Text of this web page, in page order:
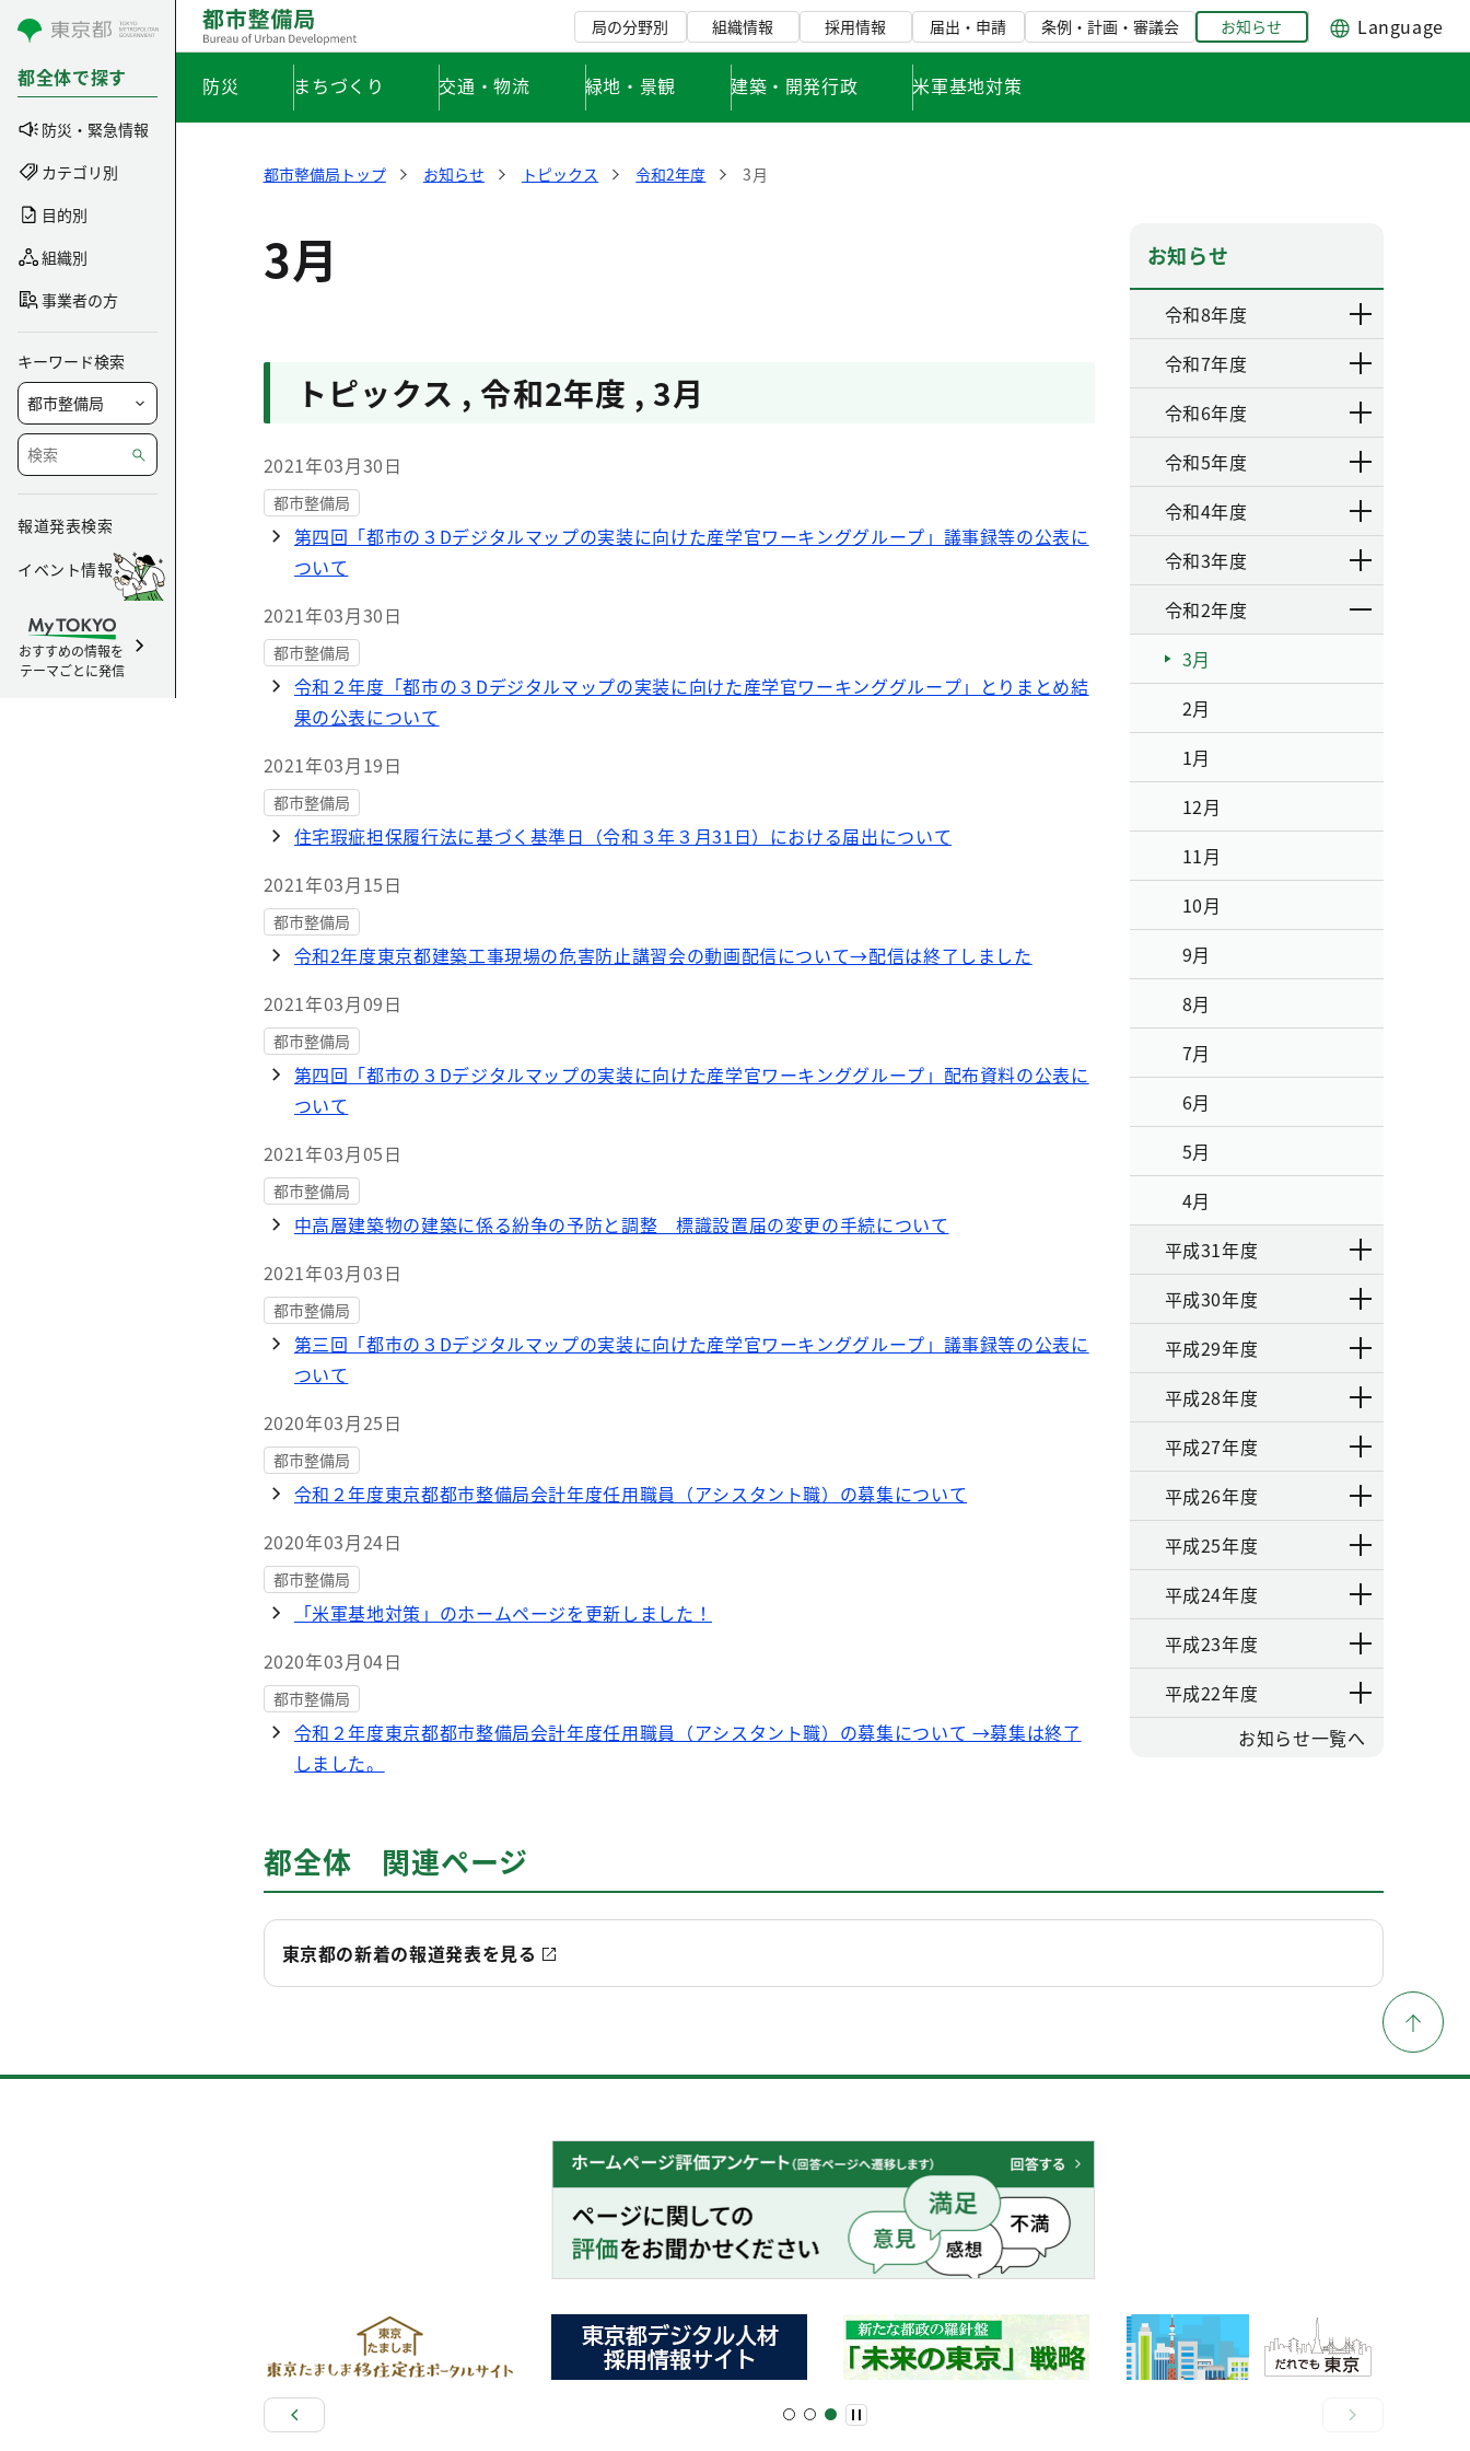
コンテンツにスキップ
都全体で探す
防災・緊急情報
カテゴリ別
目的別
組織別
事業者の方
キーワード検索
報道発表検索
イベント情報
おすすめの情報を
テーマごとに発信
局の分野別 組織情報 採用情報 届出・申請 条例・計画・審議会 お知らせ Language
防災 まちづくり 交通・物流 緑地・景観 建築・開発行政 米軍基地対策
都市整備局トップ お知らせ トピックス 令和2年度 3月
3月
トピックス , 令和2年度 , 3月
2021年03月30日
都市整備局
第四回「都市の３Dデジタルマップの実装に向けた産学官ワーキンググループ」議事録等の公表に
ついて
2021年03月30日
都市整備局
令和２年度「都市の３Dデジタルマップの実装に向けた産学官ワーキンググループ」とりまとめ結
果の公表について
2021年03月19日
都市整備局
住宅瑕疵担保履行法に基づく基準日（令和３年３月31日）における届出について
2021年03月15日
都市整備局
令和2年度東京都建築工事現場の危害防止講習会の動画配信について→配信は終了しました
2021年03月09日
都市整備局
第四回「都市の３Dデジタルマップの実装に向けた産学官ワーキンググループ」配布資料の公表に
ついて
2021年03月05日
都市整備局
中高層建築物の建築に係る紛争の予防と調整 標識設置届の変更の手続について
2021年03月03日
都市整備局
第三回「都市の３Dデジタルマップの実装に向けた産学官ワーキンググループ」議事録等の公表に
ついて
2020年03月25日
都市整備局
令和２年度東京都都市整備局会計年度任用職員（アシスタント職）の募集について
2020年03月24日
都市整備局
「米軍基地対策」のホームページを更新しました！
2020年03月04日
都市整備局
令和２年度東京都都市整備局会計年度任用職員（アシスタント職）の募集について →募集は終了
しました。
お知らせ
令和8年度
令和7年度
令和6年度
令和5年度
令和4年度
令和3年度
令和2年度
3月
2月
1月
12月
11月
10月
9月
8月
7月
6月
5月
4月
平成31年度
平成30年度
平成29年度
平成28年度
平成27年度
平成26年度
平成25年度
平成24年度
平成23年度
平成22年度
お知らせ一覧へ
都全体 関連ページ
東京都の新着の報道発表を見る